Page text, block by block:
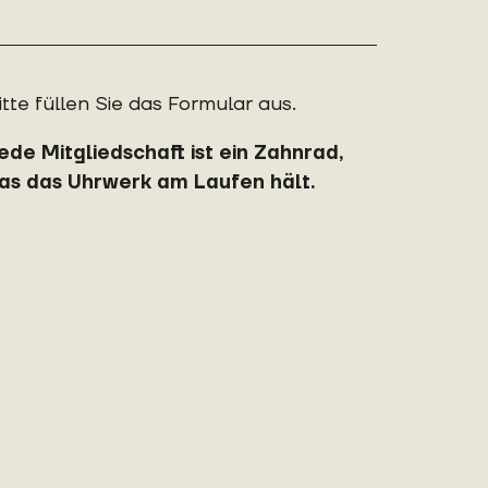
füllen Sie das Formular aus.
Mitgliedschaft ist ein Zahnrad,
das Uhrwerk am Laufen hält.